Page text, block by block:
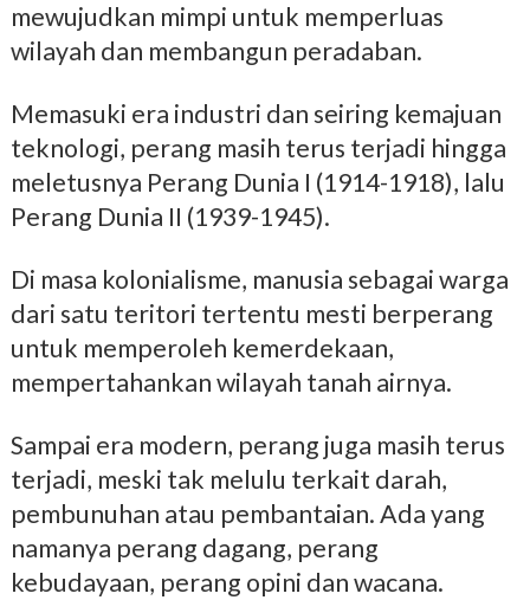
mewujudkan mimpi untuk memperluas
wilayah dan membangun peradaban.
Memasuki era industri dan seiring kemajuan
teknologi, perang masih terus terjadi hingga
meletusnya Perang Dunia I (1914-1918), lalu
Perang Dunia II (1939-1945).
Di masa kolonialisme, manusia sebagai warga
dari satu teritori tertentu mesti berperang
untuk memperoleh kemerdekaan,
mempertahankan wilayah tanah airnya.
Sampai era modern, perang juga masih terus
terjadi, meski tak melulu terkait darah,
pembunuhan atau pembantaian. Ada yang
namanya perang dagang, perang
kebudayaan, perang opini dan wacana.